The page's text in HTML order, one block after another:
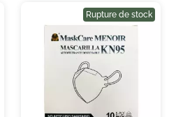
Rupture de stock
les offres
politique de